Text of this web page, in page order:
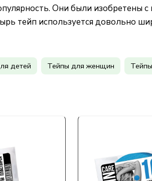
Они были изобретены
тейп используется довольно
детей Тейпы для женщин